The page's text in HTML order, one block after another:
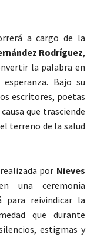
a cargo de la
Rodríguez,
la palabra en
Bajo su
escritores, poetas
que trasciende
terreno de la salud
por Nieves
una ceremonia
para reivindicar la
que durante
estigmas y